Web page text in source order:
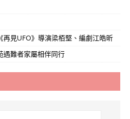
再見UFO》導演梁栢堅、編劇江皓昕
難者家屬相伴同行